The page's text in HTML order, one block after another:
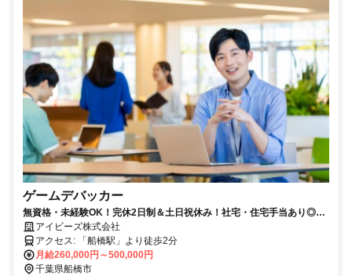
ゲームデバッカー
無資格・未経験OK！完休2日制＆土日祝休み！社宅・住宅手当あり◎あ
なたの好きを仕事にしませんか？
アイビーズ株式会社
アクセス: 「船橋駅」より徒歩2分
月給260,000円～500,000円
千葉県船橋市